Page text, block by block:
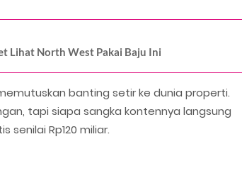
Lihat North West Pakai Baju Ini
banting setir ke dunia properti.
tapi siapa sangka kontennya langsung
Rp120 miliar.